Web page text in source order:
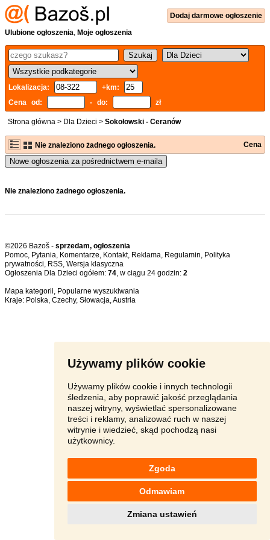
Używamy plików cookie
Używamy plików cookie i innych technologii
śledzenia, aby poprawić jakość przeglądania
naszej witryny, wyświetlać spersonalizowane
treści i reklamy, analizować ruch w naszej
witrynie i wiedzieć, skąd pochodzą nasi
użytkownicy.
Zgoda
Odmawiam
Zmiana ustawień
Dodaj darmowe ogłoszenie
Ulubione ogłoszenia, Moje ogłoszenia
Lokalizacja:
+km:
Cena od:
- do: zł
Strona główna > Dla Dzieci > Sokołowski - Ceranów
Nie znaleziono żadnego ogłoszenia. Cena
Nowe ogłoszenia za pośrednictwem e-maila
Nie znaleziono żadnego ogłoszenia.
©2026 Bazoš - sprzedam, ogłoszenia
Pomoc, Pytania, Komentarze, Kontakt, Reklama, Regulamin, Polityka
prywatności, RSS,
Ogłoszenia Dla Dzieci ogółem: 74, w ciągu 24 godzin: 2
Mapa kategorii, Popularne wyszukiwania
Kraje: Polska, Czechy, Słowacja,Austria